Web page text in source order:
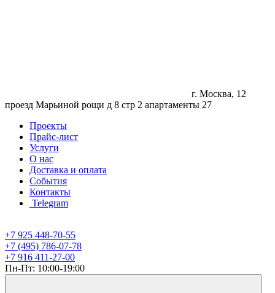
г. Москва, 12
проезд Марьиной рощи д 8 стр 2 апартаменты 27
Проекты
Прайс-лист
Услуги
О нас
Доставка и оплата
События
Контакты
Telegram
+7 925 448-70-55
+7 (495) 786-07-78
+7 916 411-27-00
Пн-Пт: 10:00-19:00